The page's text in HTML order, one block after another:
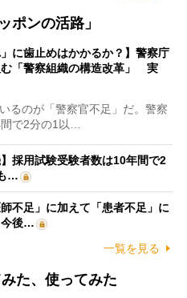
ポンの活路」
」に歯止めはかかるか？】警察庁
「警察組織の構造改革」 実
るのが「警察官不足」だ。警察
で2分の1以…
採用試験受験者数は10年間で2
…
不足」に加えて「患者不足」に
今後…
一覧を見る
た、使ってみた